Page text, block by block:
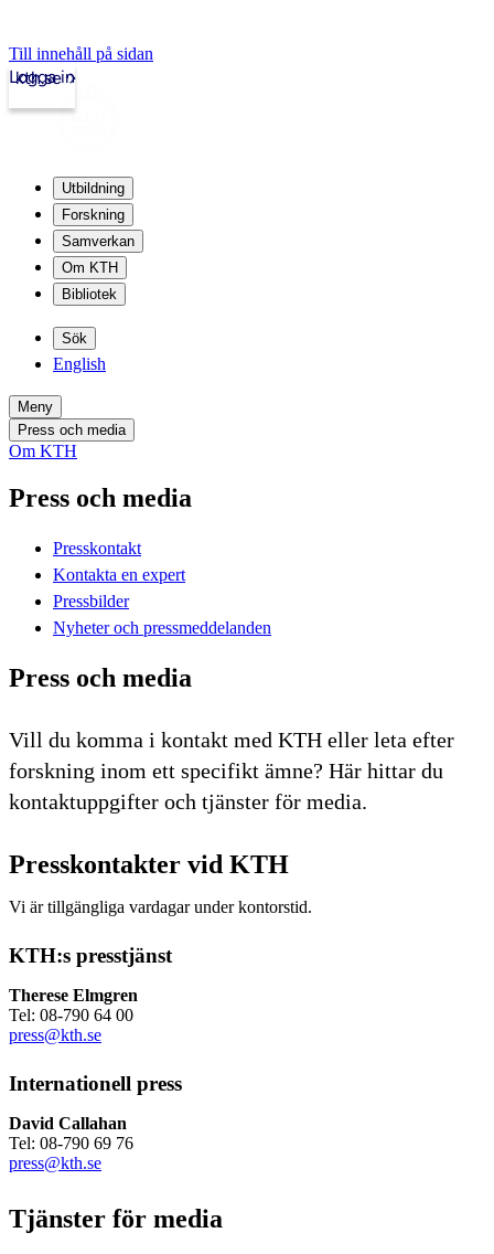
Till innehåll på sidan
kth.se
Logga in
Utbildning
Forskning
Samverkan
Om KTH
Bibliotek
Sök
English
Meny
Press och media
Om KTH
Press och media
Presskontakt
Kontakta en expert
Pressbilder
Nyheter och pressmeddelanden
Press och media
Vill du komma i kontakt med KTH eller leta efter
forskning inom ett specifikt ämne? Här hittar du
kontaktuppgifter och tjänster för media.
Presskontakter vid KTH
Vi är tillgängliga vardagar under kontorstid.
KTH:s presstjänst
Therese Elmgren
Tel: 08-790 64 00
press@kth.se
Internationell press
David Callahan
Tel: 08-790 69 76
press@kth.se
Tjänster för media